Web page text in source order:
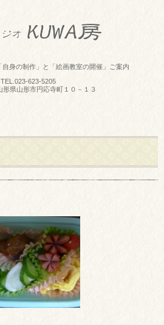
身の制作」と「絵画教室の開催」ご案内
TEL. 023-623-5205
形県山形市円応寺町１０－１３